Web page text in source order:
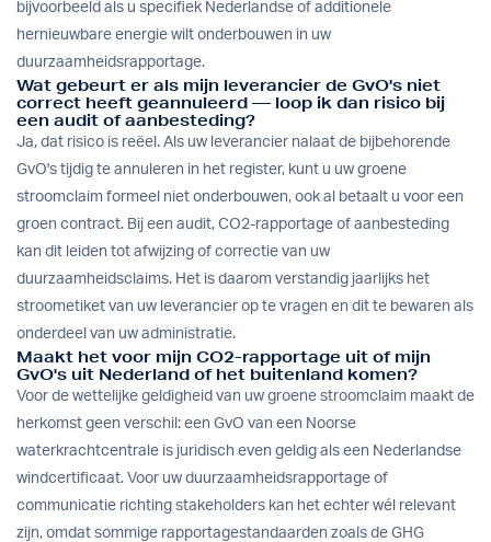
bijvoorbeeld als u specifiek Nederlandse of additionele
hernieuwbare energie wilt onderbouwen in uw
duurzaamheidsrapportage.
Wat gebeurt er als mijn leverancier de GvO's niet
correct heeft geannuleerd — loop ik dan risico bij
een audit of aanbesteding?
Ja, dat risico is reëel. Als uw leverancier nalaat de bijbehorende
GvO's tijdig te annuleren in het register, kunt u uw groene
stroomclaim formeel niet onderbouwen, ook al betaalt u voor een
groen contract. Bij een audit, CO2-rapportage of aanbesteding
kan dit leiden tot afwijzing of correctie van uw
duurzaamheidsclaims. Het is daarom verstandig jaarlijks het
stroometiket van uw leverancier op te vragen en dit te bewaren als
onderdeel van uw administratie.
Maakt het voor mijn CO2-rapportage uit of mijn
GvO's uit Nederland of het buitenland komen?
Voor de wettelijke geldigheid van uw groene stroomclaim maakt de
herkomst geen verschil: een GvO van een Noorse
waterkrachtcentrale is juridisch even geldig als een Nederlandse
windcertificaat. Voor uw duurzaamheidsrapportage of
communicatie richting stakeholders kan het echter wél relevant
zijn, omdat sommige rapportagestandaarden zoals de GHG